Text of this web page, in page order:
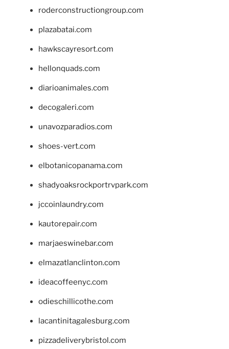
roderconstructiongroup.com
plazabatai.com
hawkscayresort.com
hellonquads.com
diarioanimales.com
decogaleri.com
unavozparadios.com
shoes-vert.com
elbotanicopanama.com
shadyoaksrockportrvpark.com
jccoinlaundry.com
kautorepair.com
marjaeswinebar.com
elmazatlanclinton.com
ideacoffeenyc.com
odieschillicothe.com
lacantinitagalesburg.com
pizzadeliverybristol.com